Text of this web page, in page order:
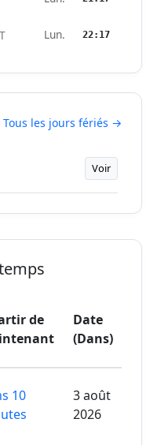
Lun. 22:17
Tous les jours fériés →
Voir
de
Date
(Dans)
10
3 août
2026